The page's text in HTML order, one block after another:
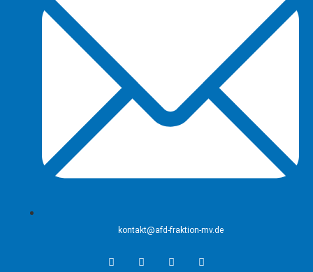
kontakt@afd-fraktion-mv.de